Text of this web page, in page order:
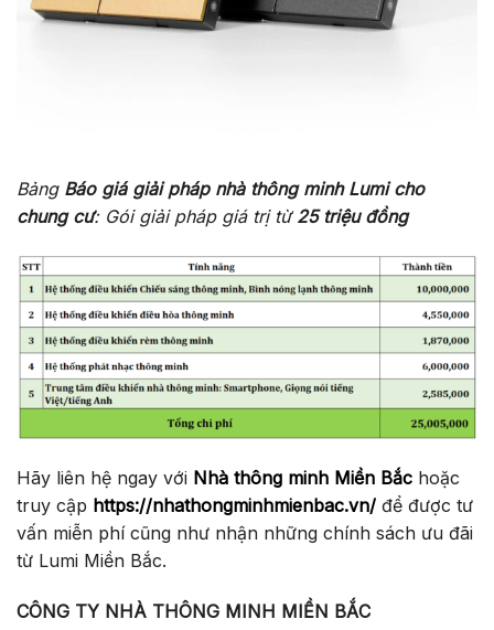
BảngBáo giá giải pháp nhà thông minh Lumi cho
chung cư: Gói giải pháp giá trị từ25 triệu đồng
Hãy liên hệ ngay với Nhà thông minh Miền Bắc hoặc
truy cập https://nhathongminhmienbac.vn/ để được tư
vấn miễn phí cũng như nhận những chính sách ưu đãi
từ Lumi Miền Bắc.
CÔNG TY NHÀ THÔNG MINH MIỀN BẮC